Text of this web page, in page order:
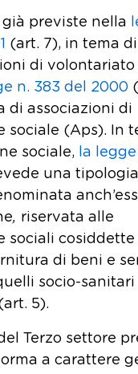
già previste nella
(art. 7), in tema di
di volontariato
n. 383 del 2000
di associazioni di
sociale (Aps). In
sociale, la legge
una
, riservata alle
sociali
di beni e
socio-sanitari
5).
Terzo settore
a carattere